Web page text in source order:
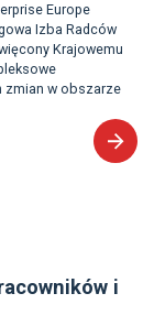
Europe
Izba Radców
Krajowemu
zmian w obszarze
i